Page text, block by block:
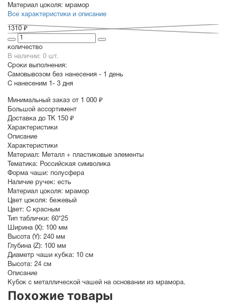
Материал цоколя: мрамор
Все характеристики и описание
1310 ₽
количество
В наличии: 0 шт.
Сроки выполнения:
Самовывозом без нанесения - 1 день
С нанесеним 1- 3 дня
Минимальный заказ от 1 000 ₽
Большой ассортимент
Доставка до ТК 150 ₽
Характеристики
Описание
Характеристики
Материал: Металл + пластиковые элементы
Тематика: Российская символика
Форма чаши: полусфера
Наличие ручек: есть
Материал цоколя: мрамор
Цвет цоколя: бежевый
Цвет: С красным
Тип таблички: 60*25
Ширина (X): 100 мм
Высота (Y): 240 мм
Глубина (Z): 100 мм
Диаметр чаши кубка: 10 см
Высота: 24 см
Описание
Кубок с металлической чашей на основании из мрамора.
Похожие товары